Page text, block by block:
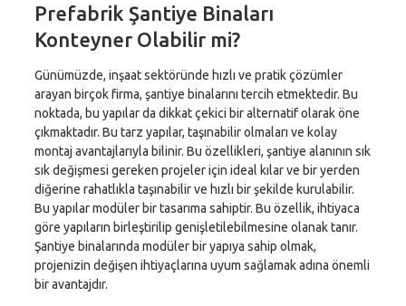
Prefabrik Şantiye Binaları
Konteyner Olabilir mi?
Günümüzde, inşaat sektöründe hızlı ve pratik çözümler
arayan birçok firma, şantiye binalarını tercih etmektedir. Bu
noktada, bu yapılar da dikkat çekici bir alternatif olarak öne
çıkmaktadır. Bu tarz yapılar, taşınabilir olmaları ve kolay
montaj avantajlarıyla bilinir. Bu özellikleri, şantiye alanının sık
sık değişmesi gereken projeler için ideal kılar ve bir yerden
diğerine rahatlıkla taşınabilir ve hızlı bir şekilde kurulabilir.
Bu yapılar modüler bir tasarıma sahiptir. Bu özellik, ihtiyaca
göre yapıların birleştirilip genişletilebilmesine olanak tanır.
Şantiye binalarında modüler bir yapıya sahip olmak,
projenizin değişen ihtiyaçlarına uyum sağlamak adına önemli
bir avantajdır.